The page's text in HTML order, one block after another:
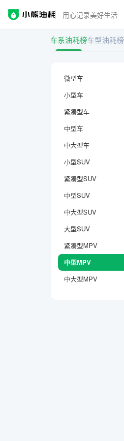
用心记录美好生活
车系油耗榜车型油耗榜
微型车
小型车
紧凑型车
中型车
中大型车
小型SUV
紧凑型SUV
中型SUV
中大型SUV
大型SUV
紧凑型MPV
中型MPV
中大型MPV